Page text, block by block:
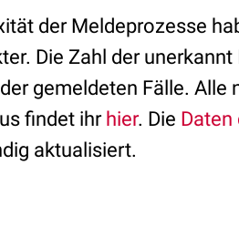
der Meldeprozesse
Die Zahl der
gemeldeten Fälle.
findet ihr hier. Die Daten
aktualisiert.